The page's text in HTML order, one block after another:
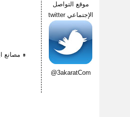
مصانع
موقع التواصل
الإجتماعي twitter
@3akaratCom